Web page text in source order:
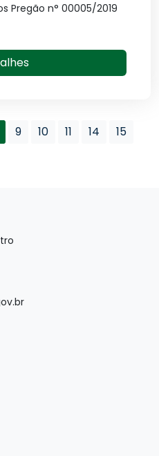
Pregão n° 00005/2019
9 10 11 14 15